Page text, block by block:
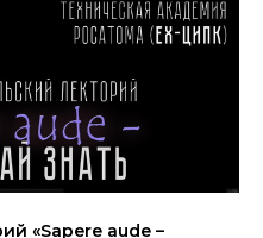
«Sapere aude –